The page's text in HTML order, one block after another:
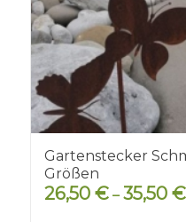
Gartenstecker
Größen
26,50 €–35,50 €